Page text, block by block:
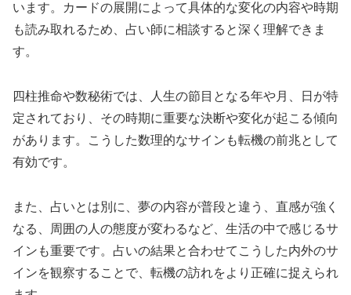
います。カードの展開によって具体的な変化の内容や時期
も読み取れるため、占い師に相談すると深く理解できま
す。
四柱推命や数秘術では、人生の節目となる年や月、日が特
定されており、その時期に重要な決断や変化が起こる傾向
があります。こうした数理的なサインも転機の前兆として
有効です。
また、占いとは別に、夢の内容が普段と違う、直感が強く
なる、周囲の人の態度が変わるなど、生活の中で感じるサ
インも重要です。占いの結果と合わせてこうした内外のサ
インを観察することで、転機の訪れをより正確に捉えられ